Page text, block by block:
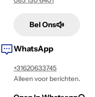
Bel Ons
WhatsApp
+31620633745
Alleen voor berichten.